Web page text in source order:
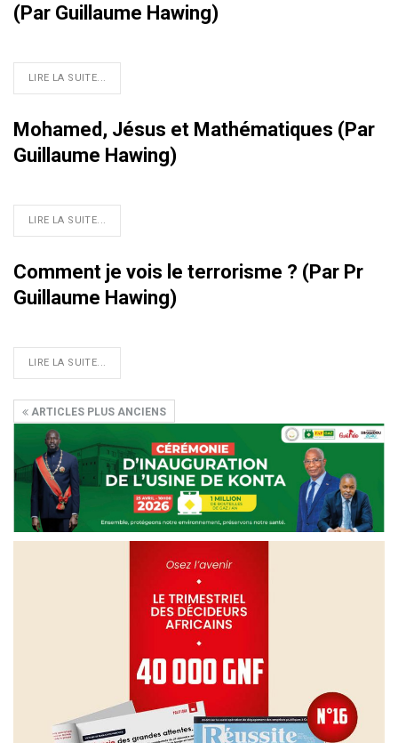
(Par Guillaume Hawing)
LIRE LA SUITE...
Mohamed, Jésus et Mathématiques (Par
Guillaume Hawing)
LIRE LA SUITE...
Comment je vois le terrorisme ? (Par Pr
Guillaume Hawing)
LIRE LA SUITE...
ARTICLES PLUS ANCIENS